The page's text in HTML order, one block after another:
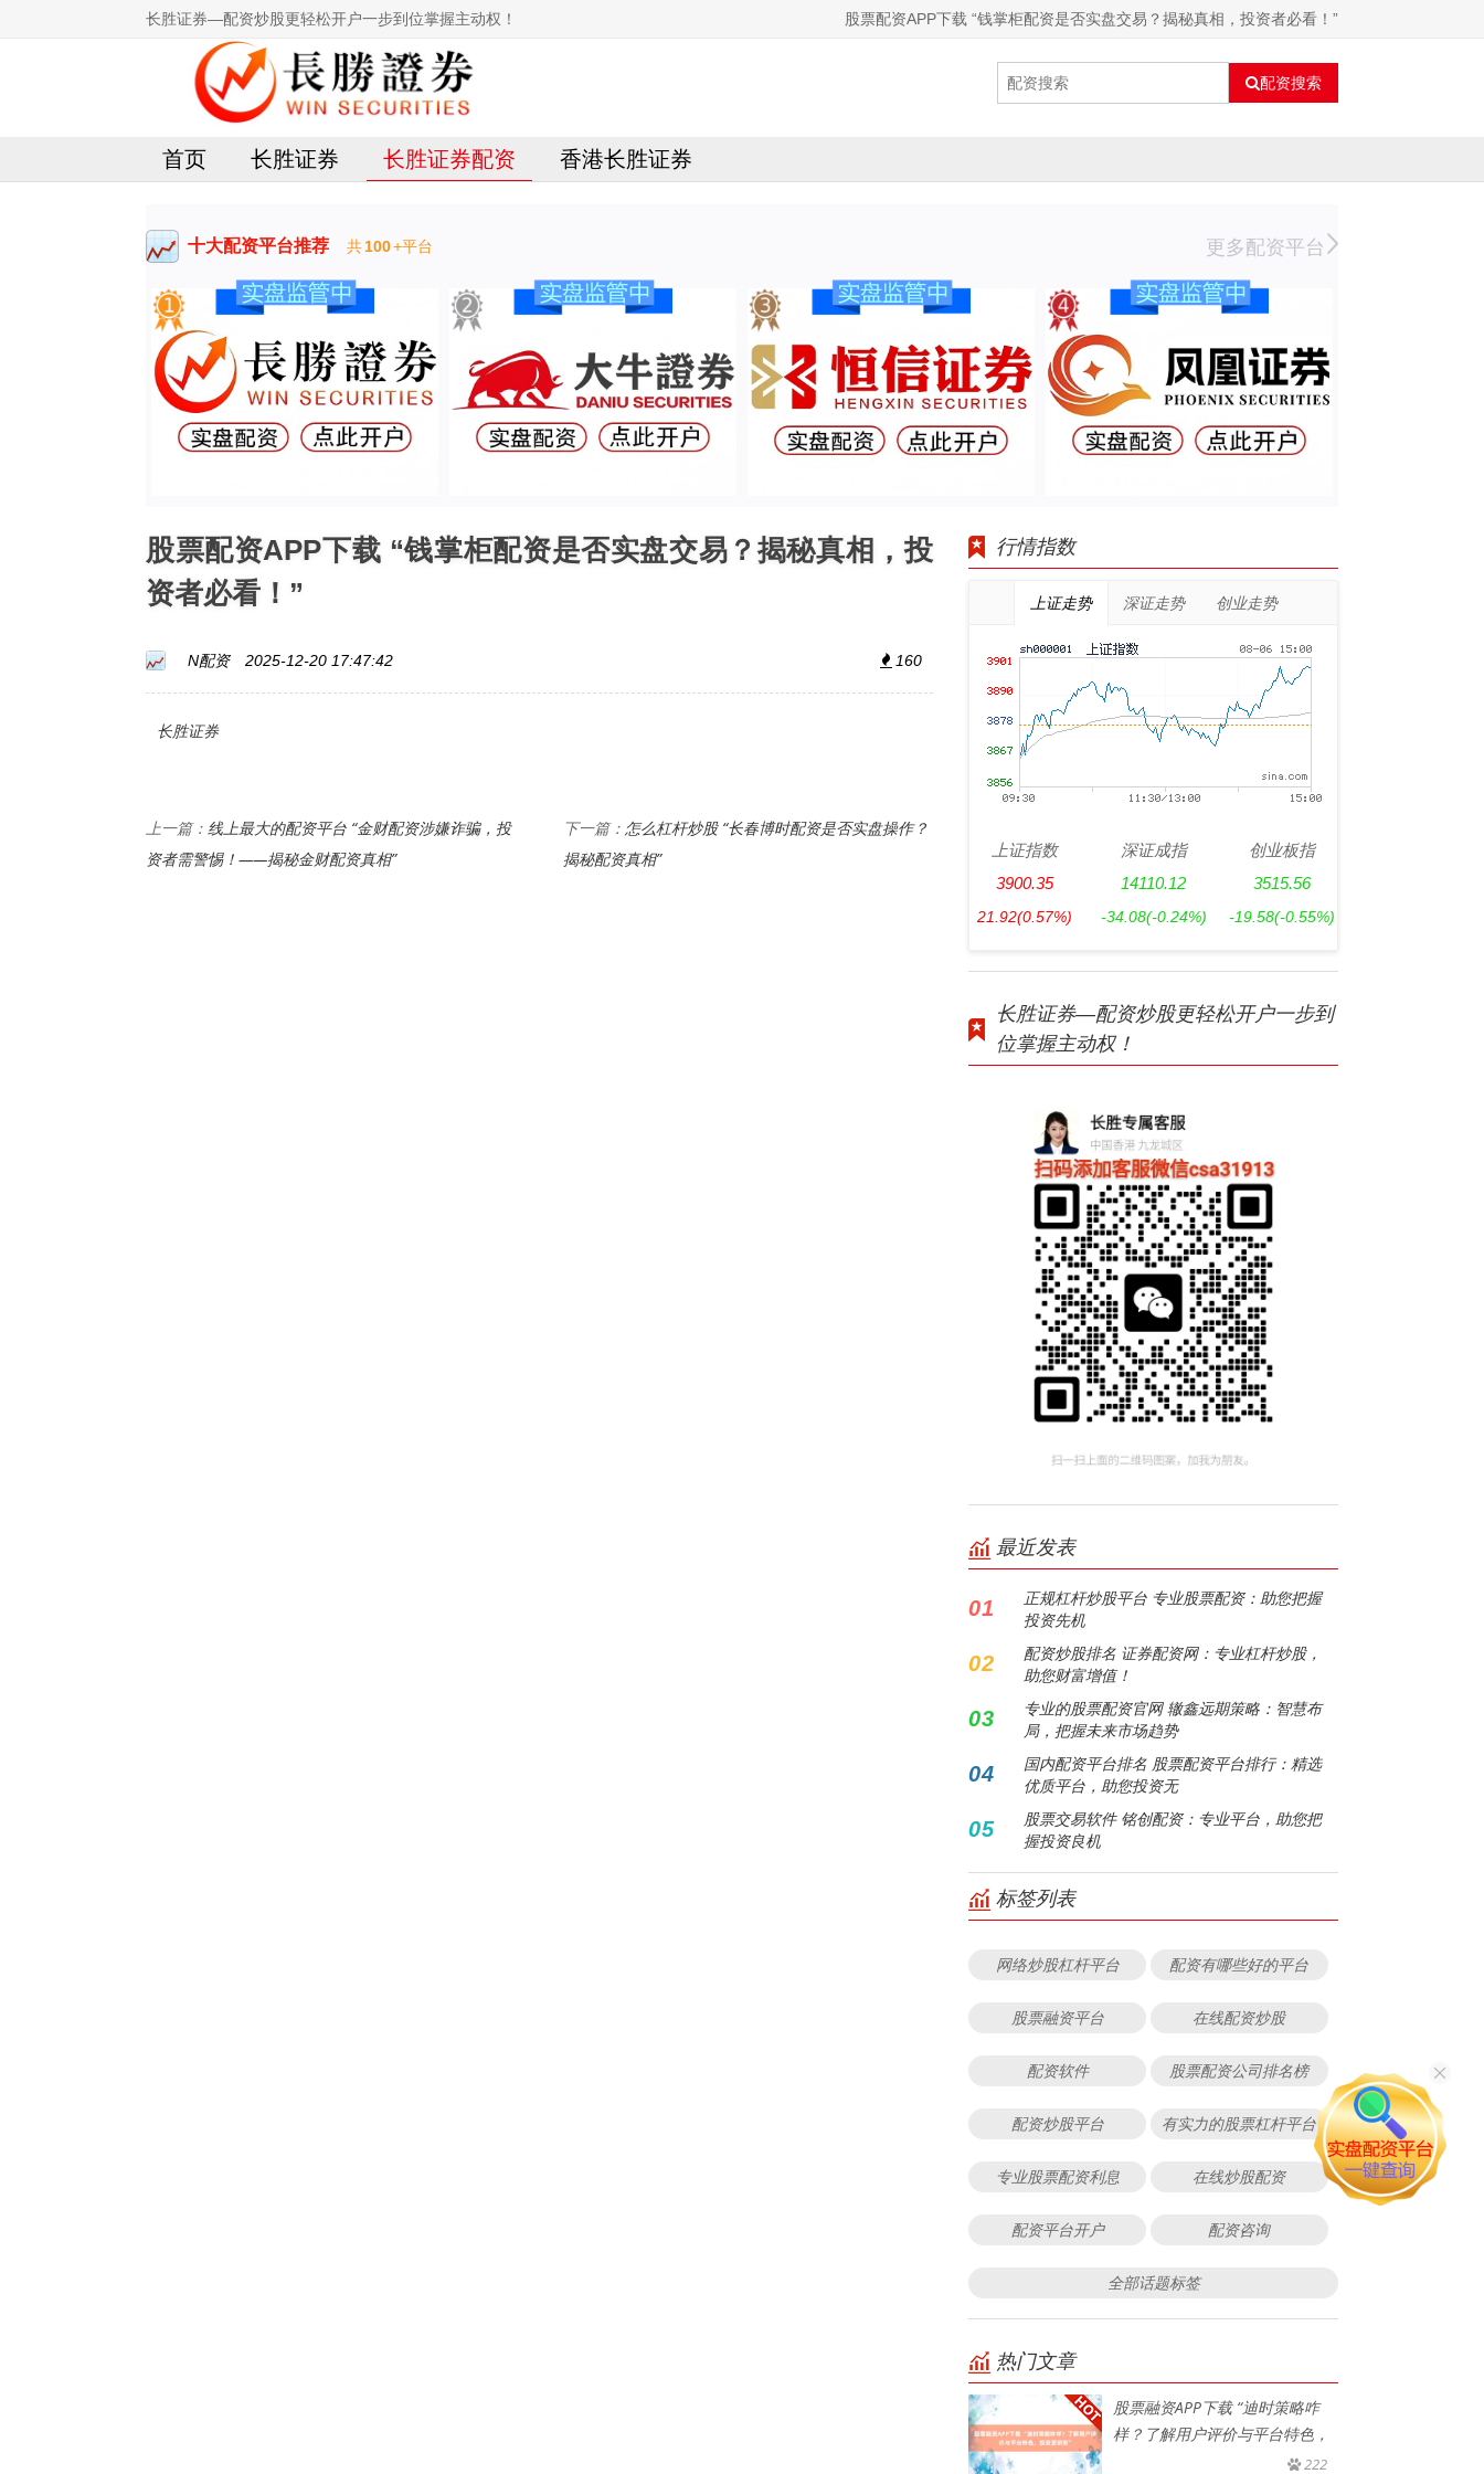
长胜证券—配资炒股更轻松开户一步到位掌握主动权！ 股票配资APP下载 “钱掌柜配资是否实盘交易？揭秘真相，投资者必看！”
配资搜索
首页 长胜证券 长胜证券配资 香港长胜证券
十大配资平台推荐 共100+平台 更多配资平台
股票配资APP下载 “钱掌柜配资是否实盘交易？揭秘真相，投
资者必看！”
N配资 2025-12-20 17:47:42 160
长胜证券
上一篇： 线上最大的配资平台 “金财配资涉嫌诈骗，投
资者需警惕！——揭秘金财配资真相”
下一篇： 怎么杠杆炒股 “长春博时配资是否实盘操作？
揭秘配资真相”
行情指数
上证走势 深证走势 创业走势
上证指数
3900.35
21.92(0.57%)
深证成指
14110.12
-34.08(-0.24%)
创业板指
3515.56
-19.58(-0.55%)
长胜证券—配资炒股更轻松开户一步到
位掌握主动权！
最近发表
01
正规杠杆炒股平台 专业股票配资：助您把握
投资先机
02
配资炒股排名 证券配资网：专业杠杆炒股，
助您财富增值！
03
专业的股票配资官网 辙鑫远期策略：智慧布
局，把握未来市场趋势
04
国内配资平台排名 股票配资平台排行：精选
优质平台，助您投资无
05
股票交易软件 铭创配资：专业平台，助您把
握投资良机
标签列表
网络炒股杠杆平台 配资有哪些好的平台
股票融资平台 在线配资炒股
配资软件 股票配资公司排名榜
配资炒股平台 有实力的股票杠杆平台
专业股票配资利息 在线炒股配资
配资平台开户 配资咨询
全部话题标签
热门文章
股票融资APP下载 “迪时策略咋
样？了解用户评价与平台特色，
222